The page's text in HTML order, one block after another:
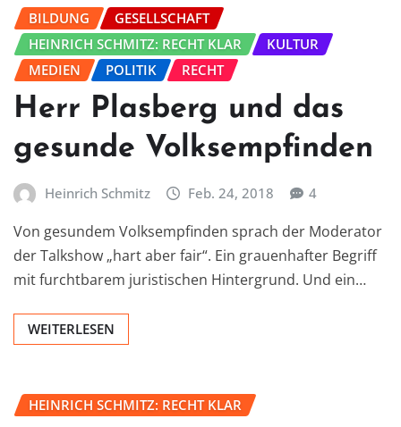
BILDUNG
GESELLSCHAFT
HEINRICH SCHMITZ: RECHT KLAR
KULTUR
MEDIEN
POLITIK RECHT
Herr Plasberg und das
gesunde Volksempfinden
Heinrich Schmitz Feb. 24, 2018 4
Von gesundem Volksempfinden sprach der Moderator
der Talkshow „hart aber fair“. Ein grauenhafter Begriff
mit furchtbarem juristischen Hintergrund. Und ein…
WEITERLESEN
HEINRICH SCHMITZ: RECHT KLAR